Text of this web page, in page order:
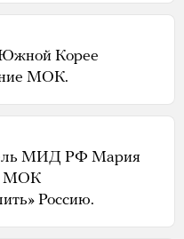
Корее
МОК.
МИД РФ Мария
МОК
Россию.